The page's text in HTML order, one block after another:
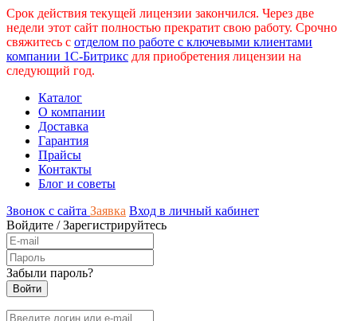
Срок действия текущей лицензии закончился. Через две
недели этот сайт полностью прекратит свою работу. Срочно
свяжитесь с отделом по работе с ключевыми клиентами
компании 1С-Битрикс для приобретения лицензии на
следующий год.
Каталог
О компании
Доставка
Гарантия
Прайсы
Контакты
Блог и советы
Звонок с сайта Заявка Вход в личный кабинет
Войдите /Зарегистрируйтесь
Забыли пароль?